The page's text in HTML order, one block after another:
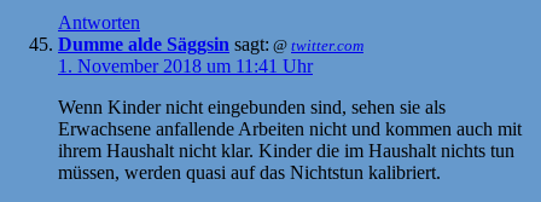
Antworten
Dumme alde Säggsin sagt: @ twitter.com
1. November 2018 um 11:41 Uhr
Wenn Kinder nicht eingebunden sind, sehen sie als
Erwachsene anfallende Arbeiten nicht und kommen auch mit
ihrem Haushalt nicht klar. Kinder die im Haushalt nichts tun
müssen, werden quasi auf das Nichtstun kalibriert.